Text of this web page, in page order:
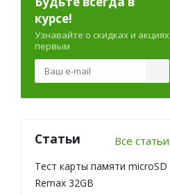
курсе!
Узнавайте о скидках и акциях
первым
Статьи Все статьи
Тест карты памяти microSD
Remax 32GB